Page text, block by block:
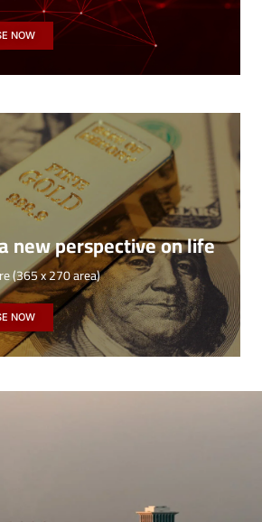
NOW
new perspective on life
(365 x 270 area)
NOW